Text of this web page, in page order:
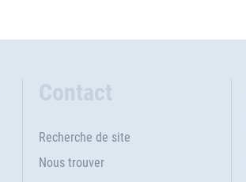
Contact
Recherche de site
Nous trouver